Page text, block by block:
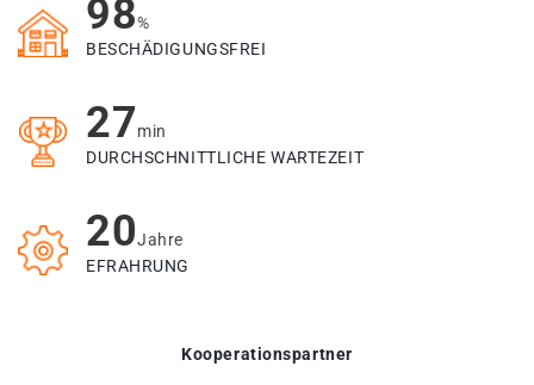
98%
BESCHÄDIGUNGSFREI
27min
DURCHSCHNITTLICHE WARTEZEIT
20Jahre
EFRAHRUNG
Kooperationspartner